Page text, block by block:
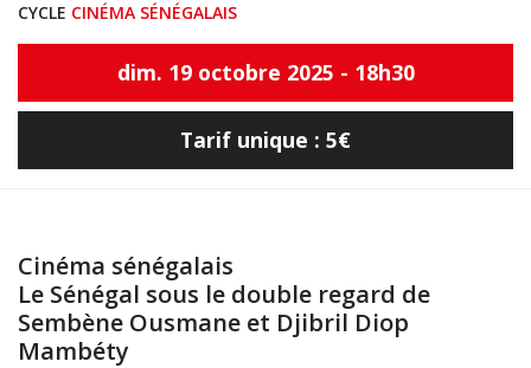
CYCLE CINÉMA SÉNÉGALAIS
dim. 19 octobre 2025 - 18h30
Tarif unique : 5€
Cinéma sénégalais
Le Sénégal sous le double regard de
Sembène Ousmane et Djibril Diop
Mambéty